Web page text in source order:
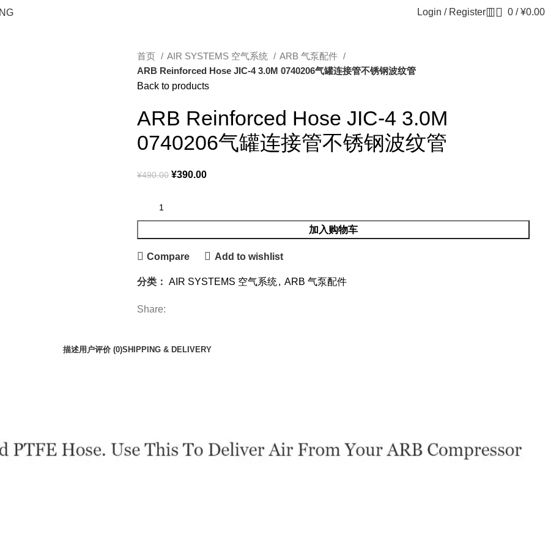
Login / Register 0 / ¥0.00
首页 AIR SYSTEMS 空气系统
ARB 气泵配件
ARB Reinforced Hose JIC-4 3.0M 0740206气罐连接管不锈钢波纹管
Back to products
ARB Reinforced Hose JIC-4 3.0M
0740206气罐连接管不锈钢波纹管
¥490.00 ¥390.00
加入购物车
Compare Add to wishlist
分类： AIR SYSTEMS 空气系统, ARB 气泵配件
Share:
描述用户评价 (0)SHIPPING & DELIVERY